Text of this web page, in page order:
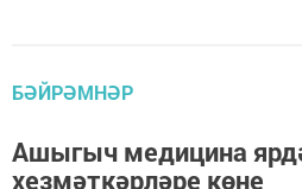
БӘЙРӘМНӘР
Ашыгыч медицина
хезмәткәрләре көне